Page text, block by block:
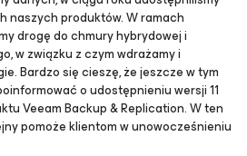
naszych produktów. W ramach
drogę do chmury hybrydowej i
w związku z czym wdrażamy i
Bardzo się cieszę, że jeszcze w tym
o udostępnieniu wersji 11
Veeam Backup & Replication. W ten
pomoże klientom w unowocześnieniu